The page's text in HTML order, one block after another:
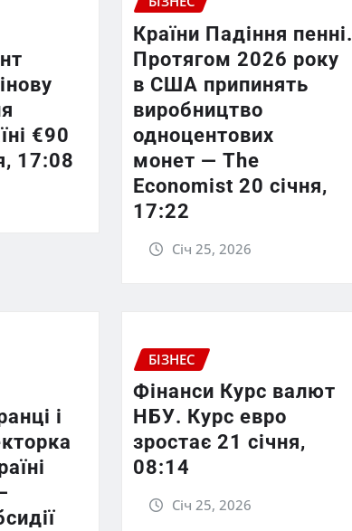
€90
17:08
Країни Падіння пенні.
Протягом 2026 року
в США припинять
виробництво
одноцентових
монет — The
Economist 20 січня,
17:22
Січ 25, 2026
і
БІЗНЕС
Фінанси Курс валют
НБУ. Курс евро
зростає 21 січня,
08:14
Січ 25, 2026